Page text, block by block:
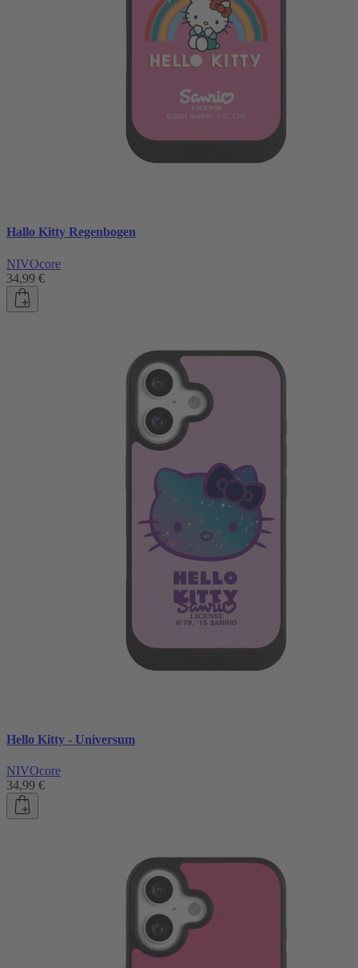
Hallo Kitty Regenbogen
NIVOcore
34,99 €
Hello Kitty - Universum
NIVOcore
34,99 €